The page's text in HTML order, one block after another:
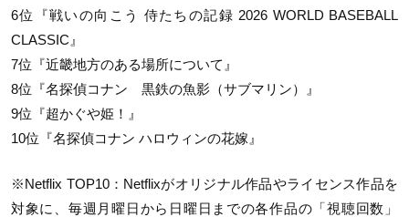
6位『戦いの向こう 侍たちの記録 2026 WORLD BASEBALL
CLASSIC』
7位『近畿地方のある場所について』
8位『名探偵コナン 黒鉄の魚影（サブマリン）』
9位『超かぐや姫！』
10位『名探偵コナン ハロウィンの花嫁』
※Netflix TOP10：Netflixがオリジナル作品やライセンス作品を
対象に、毎週月曜日から日曜日までの各作品の「視聴回数」